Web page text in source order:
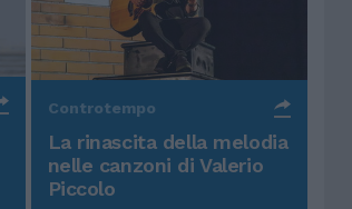
Controtempo
La rinascita della melodia
nelle canzoni di Valerio
Piccolo